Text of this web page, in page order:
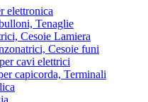
elettronica
Tenaglie
Cesoie Lamiera
Cesoie funi
cavi elettrici
capicorda, Terminali